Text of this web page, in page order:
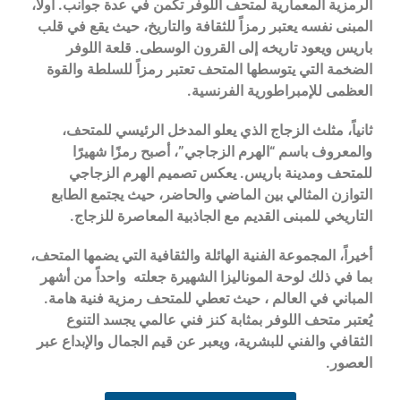
الرمزية المعمارية لمتحف اللوفر تكمن في عدة جوانب. أولاً،
المبنى نفسه يعتبر رمزاً للثقافة والتاريخ، حيث يقع في قلب
باريس ويعود تاريخه إلى القرون الوسطى. قلعة اللوفر
الضخمة التي يتوسطها المتحف تعتبر رمزاً للسلطة والقوة
العظمى للإمبراطورية الفرنسية.
ثانياً، مثلث الزجاج الذي يعلو المدخل الرئيسي للمتحف،
والمعروف باسم “الهرم الزجاجي”، أصبح رمزًا شهيرًا
للمتحف ومدينة باريس. يعكس تصميم الهرم الزجاجي
التوازن المثالي بين الماضي والحاضر، حيث يجتمع الطابع
التاريخي للمبنى القديم مع الجاذبية المعاصرة للزجاج.
أخيراً، المجموعة الفنية الهائلة والثقافية التي يضمها المتحف،
بما في ذلك لوحة الموناليزا الشهيرة جعلته واحداً من أشهر
المباني في العالم، حيث تعطي للمتحف رمزية فنية هامة.
يُعتبر متحف اللوفر بمثابة كنز فني عالمي يجسد التنوع
الثقافي والفني للبشرية، ويعبر عن قيم الجمال والإبداع عبر
العصور.